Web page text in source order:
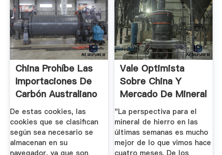
China Prohíbe Las
Importaciones De
Carbón Australiano
...
De estas cookies, las
cookies que se clasifican
según sea necesario se
almacenan en su
navegador, ya que son
Vale Optimista
Sobre China Y
Mercado De Mineral
De Hierro ...
"La perspectiva para el
mineral de hierro en las
últimas semanas es mucho
mejor de lo que vimos hace
cuatro meses. De los